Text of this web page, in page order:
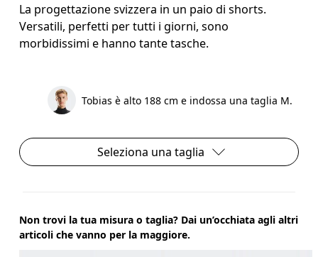
La progettazione svizzera in un paio di shorts.
Versatili, perfetti per tutti i giorni, sono
morbidissimi e hanno tante tasche.
Tobias è alto 188 cm e indossa una taglia M.
Seleziona una taglia
Non trovi la tua misura o taglia? Dai un’occhiata agli altri
articoli che vanno per la maggiore.